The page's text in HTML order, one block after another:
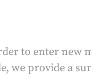
to enter new
we provide a